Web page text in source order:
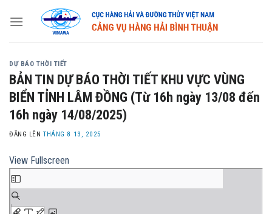
DỰ BÁO THỜI TIẾT
BẢN TIN DỰ BÁO THỜI TIẾT KHU VỰC VÙNG
BIỂN TỈNH LÂM ĐỒNG (Từ 16h ngày 13/08 đến
16h ngày 14/08/2025)
ĐĂNG LÊNTHÁNG 8 13, 2025
View Fullscreen